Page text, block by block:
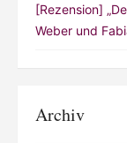
[Rezension]
Weber und
Archiv